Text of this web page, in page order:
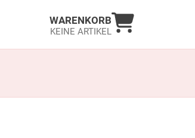
WARENKORB
KEINE ARTIKEL
Warenkorb